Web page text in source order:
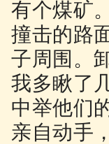
有个煤矿
撞击的路
子周围。
我多瞅了
中举他们
亲自动手